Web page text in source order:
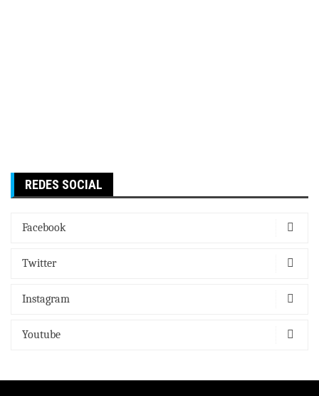
REDES SOCIAL
Facebook
Twitter
Instagram
Youtube